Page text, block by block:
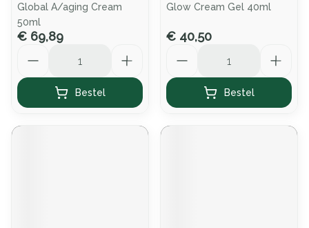
Global A/aging Cream
50ml
€ 69,89
Bestel
Glow Cream Gel 40ml
€ 40,50
Bestel